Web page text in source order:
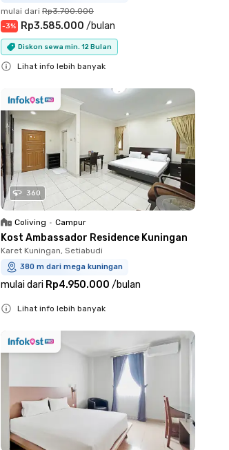
mulai dari Rp3.700.000
-3% Rp3.585.000 /bulan
Diskon sewa min. 12 Bulan
Lihat info lebih banyak
360
Coliving • Campur
Kost Ambassador Residence Kuningan
Karet Kuningan, Setiabudi
380 m dari mega kuningan
mulai dari Rp4.950.000 /bulan
Lihat info lebih banyak